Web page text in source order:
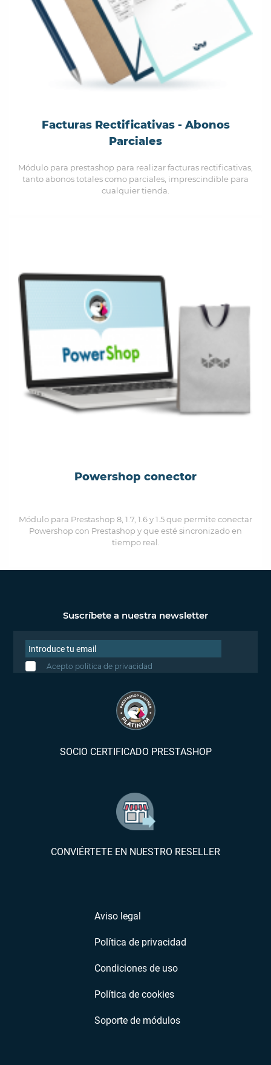
Facturas Rectificativas - Abonos
Parciales
Módulo para prestashop para realizar facturas rectificativas,
tanto abonos totales como parciales, imprescindible para
cualquier tienda.
Powershop conector
Módulo para Prestashop 8, 1.7, 1.6 y 1.5 que permite conectar
Powershop con Prestashop y que esté sincronizado en
tiempo real.
Suscríbete a nuestra newsletter
Acepto política de privacidad
SOCIO CERTIFICADO PRESTASHOP
CONVIÉRTETE EN NUESTRO RESELLER
Aviso legal
Política de privacidad
Condiciones de uso
Política de cookies
Soporte de módulos